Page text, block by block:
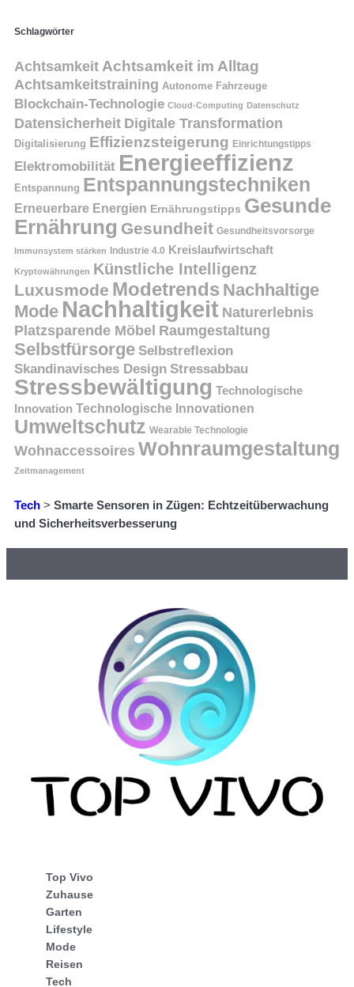
Schlagwörter
AchtsamkeitAchtsamkeit im Alltag
Achtsamkeitstraining Autonome Fahrzeuge
Blockchain-Technologie Cloud-Computing Datenschutz
Datensicherheit Digitale Transformation
Digitalisierung Effizienzsteigerung Einrichtungstipps
Elektromobilität Energieeffizienz
Entspannung Entspannungstechniken
Erneuerbare Energien Ernährungstipps Gesunde
Ernährung Gesundheit Gesundheitsvorsorge
Immunsystem stärken Industrie 4.0 Kreislaufwirtschaft
Kryptowährungen Künstliche Intelligenz
Luxusmode Modetrends Nachhaltige
Mode Nachhaltigkeit Naturerlebnis
Platzsparende Möbel Raumgestaltung
Selbstfürsorge Selbstreflexion
Skandinavisches Design Stressabbau
Stressbewältigung Technologische
Innovation Technologische Innovationen
Umweltschutz Wearable Technologie
Wohnaccessoires Wohnraumgestaltung
Zeitmanagement
Tech > Smarte Sensoren in Zügen: Echtzeitüberwachung
und Sicherheitsverbesserung
Top Vivo
Zuhause
Garten
Lifestyle
Mode
Reisen
Tech